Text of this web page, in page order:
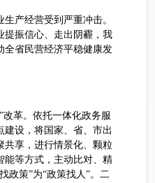
产经营受到严重冲击。
提振信心、走出阴霾，我
全省民营经济平稳健康发
革。依托一体化政务服
建设，将国家、省、市出
共享，进行情景化、颗粒
能等方式，主动比对、精
政策”为“政策找人”。二